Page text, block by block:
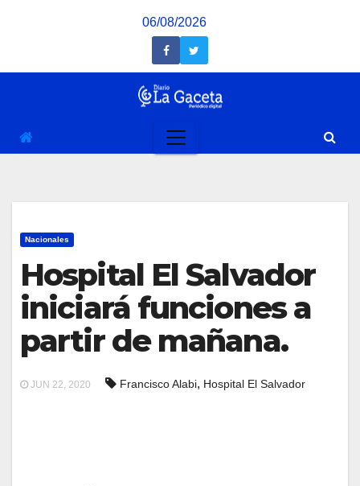
06/08/2026
Nacionales
Hospital El Salvador
iniciará funciones a
partir de mañana.
JUN 22, 2020 Francisco Alabi, Hospital El Salvador